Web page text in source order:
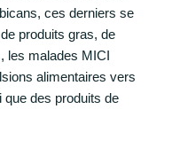
ces derniers se
produits gras, de
les malades MICI
alimentaires vers
des produits de